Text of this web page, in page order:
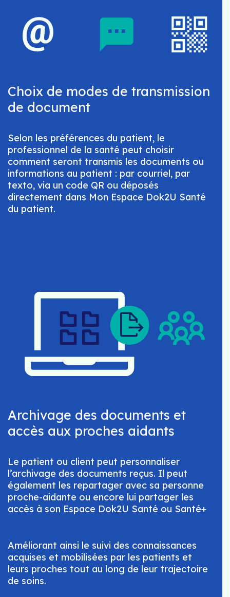
Choix de modes de transmission
de document
Selon les préférences du patient, le
professionnel de la santé peut choisir
comment seront transmis les documents ou
informations au patient : par courriel, par
texto, via un code QR ou déposés
directement dans Mon Espace Dok2U Santé
du patient.
Archivage des documents et
accès aux proches aidants
Le patient ou client peut personnaliser
l’archivage des documents reçus. Il peut
également les repartager avec sa personne
proche-aidante ou encore lui partager les
accès à son Espace Dok2U Santé ou Santé+
Améliorant ainsi le suivi des connaissances
acquises et mobilisées par les patients et
leurs proches tout au long de leur trajectoire
de soins.